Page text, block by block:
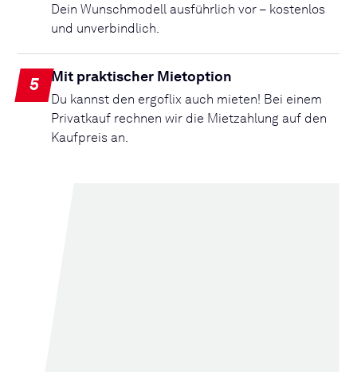
Dein Wunschmodell ausführlich vor – kostenlos
und unverbindlich.
5 Mit praktischer Mietoption
Du kannst den ergoflix auch mieten! Bei einem
Privatkauf rechnen wir die Mietzahlung auf den
Kaufpreis an.